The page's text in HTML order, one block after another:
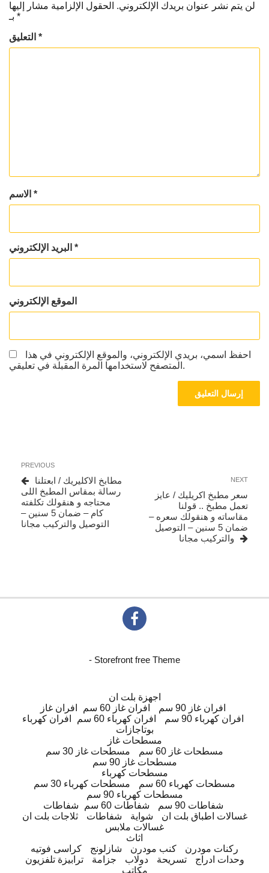
لن يتم نشر عنوان بريدك الإلكتروني. الحقول الإلزامية مشار إليها
*
*
*
*
الموقع الإلكتروني
احفظ اسمي، بريدي الإلكتروني، والموقع الإلكتروني في هذا
المتصفح لاستخدامها المرة المقبلة في تعليقي.
المقالات
Previous
Post
PREVIOUS
مطابخ الاكليريك / ابعتلنا
رسالة بمقاس المطبخ اللى
محتاجه و هنقولك تكلفته
كام – ضمان 5 سنين –
التوصيل والتركيب مجانا
Next
NEXT
سعر مطبخ اكريليك / عايز
تعمل مطبخ .. قولنا
مقاساته و هنقولك سعره –
ضمان 5 سنين – التوصيل
والتركيب مجانا
- Storefront free Theme
اجهزة بلت ان
افران غاز
افران غاز 60 سم
افران غاز 90 سم
افران كهرباء
افران كهرباء 60 سم
افران كهرباء 90 سم
بوتاجازات
مسطحات غاز
مسطحات غاز 30 سم
مسطحات غاز 60 سم
مسطحات غاز 90 سم
مسطحات كهرباء
مسطحات كهرباء 30 سم
مسطحات كهرباء 60 سم
مسطحات كهرباء 90 سم
شفاطات
شفاطات 60 سم
شفاطات 90 سم
ثلاجات بلت ان
شفاطات شواية
غسالات اطباق بلت ان
غسالات ملابس
اثاث
كراسى فوتيه
شازلونج كنب مودرن
ركنات مودرن
ترابيزة تلفزيون
جزامة دولاب تسريحة
وحدات ادراج
مكاتب